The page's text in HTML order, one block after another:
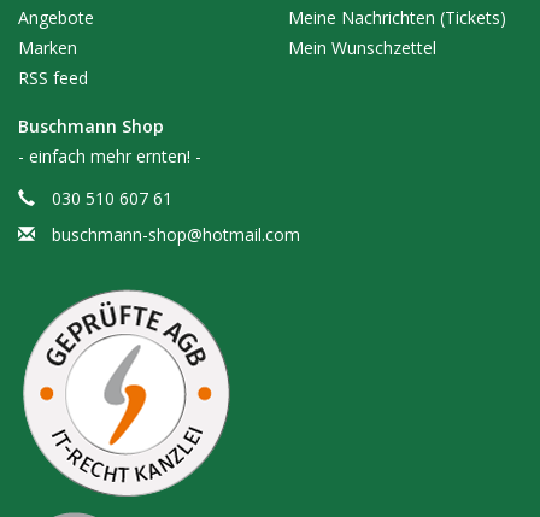
Angebote
Marken
RSS feed
Meine Nachrichten (Tickets)
Mein Wunschzettel
Buschmann Shop
- einfach mehr ernten! -
030 510 607 61
buschmann-shop@hotmail.com